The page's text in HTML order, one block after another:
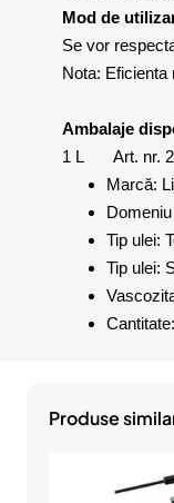
Mod de
Se vor
Nota:
Ambalaje
1 L Art. nr.
Marcă:
Tip ulei:
Tip ulei:
Produse